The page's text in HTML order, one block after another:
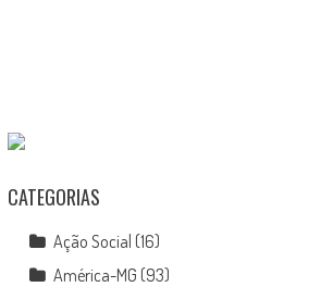
CATEGORIAS
Ação Social (16)
América-MG (93)